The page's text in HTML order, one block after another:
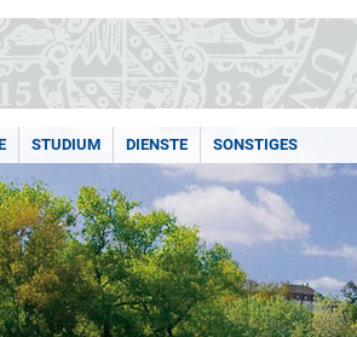
STUDIUM DIENSTE SONSTIGES